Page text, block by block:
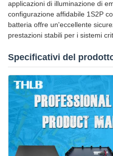
applicazioni di illuminazione di
configurazione affidabile 1S2P
batteria offre un'eccellente
prestazioni stabili per i sistemi
Specificativi del